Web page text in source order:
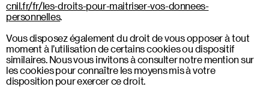
cnil.fr/fr/les-droits-pour-maitriser-vos-donnees-
personnelles.
Vous disposez également du droit de vous opposer à tout
moment à l’utilisation de certains cookies ou dispositif
similaires. Nous vous invitons à consulter notre mention sur
les cookies pour connaître les moyens mis à votre
disposition pour exercer ce droit.